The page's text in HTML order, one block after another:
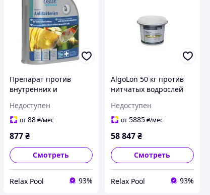
Препарат против
внутренних и
бактериальных
инфекций у рыб
м³ - 50568
Недоступен
от88 ₴/мес
877 ₴
Смотреть
Relax Pool 93%
AlgoLon 50 кг против
нитчатых водрослей
76512
Недоступен
от5885₴/мес
58 847₴
Смотреть
Relax Pool 93%